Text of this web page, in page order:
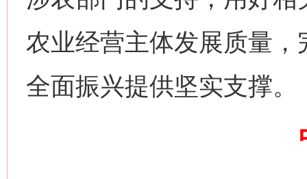
农业经营主体发展质量
全面振兴提供坚实支撑。
在谋一域中谋全局